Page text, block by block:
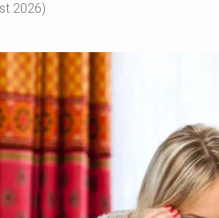
2026)